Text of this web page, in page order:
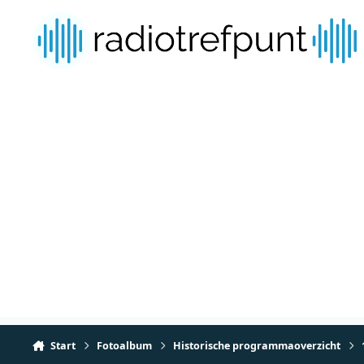
Start Fotoalbum Historische programmaoverzicht